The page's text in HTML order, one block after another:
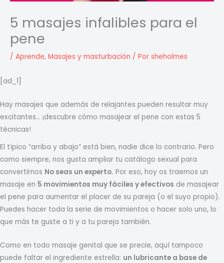
5 masajes infalibles para el
pene
/ Aprende, Masajes y masturbación / Por sheholmes
[ad_1]
Hay masajes que además de relajantes pueden resultar muy
excitantes… ¡descubre cómo masajear el pene con estas 5
técnicas!
El típico “arriba y abajo” está bien, nadie dice lo contrario. Pero
como siempre, nos gusta ampliar tu catálogo sexual para
convertirnos No seas un experto. Por eso, hoy os traemos un
masaje en 5 movimientos muy fáciles y efectivos de masajear
el pene para aumentar el placer de su pareja (o el suyo propio).
Puedes hacer toda la serie de movimientos o hacer solo uno, lo
que más te guste a ti y a tu pareja también.
Como en todo masaje genital que se precie, aquí tampoco
puede faltar el ingrediente estrella: un lubricante a base de